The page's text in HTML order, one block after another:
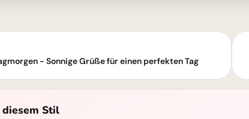
- Sonnige Grüße für einen perfekten Tag
diesem Stil